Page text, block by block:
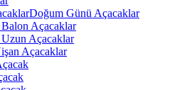
Doğum Günü Açacaklar
Açacaklar
Açacaklar
Açacaklar